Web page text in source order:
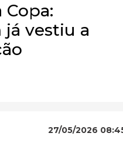
Copa:
vestiu a
27/05/2026